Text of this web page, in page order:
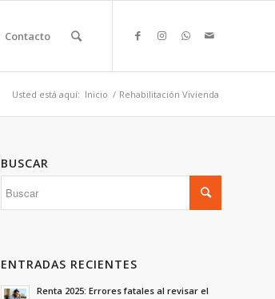
Contacto
Usted está aquí: Inicio / Rehabilitación Vivienda
BUSCAR
ENTRADAS RECIENTES
Renta 2025: Errores fatales al revisar el